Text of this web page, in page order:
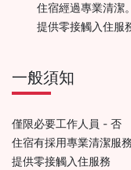
住宿經過專業清潔。
提供零接觸入住服
一般須知
僅限必要工作人員 - 否
住宿有採用專業清潔服務
提供零接觸入住服務